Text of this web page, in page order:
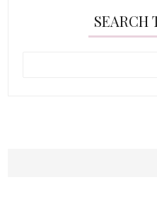
SEARCH